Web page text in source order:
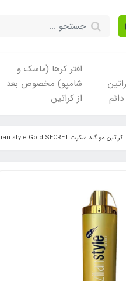
افتر کرها (ماسک و
شامپو) مخصوص بعد
از کراتین
کراتین مو گلد سکرت Brazilian style Gold SECRET